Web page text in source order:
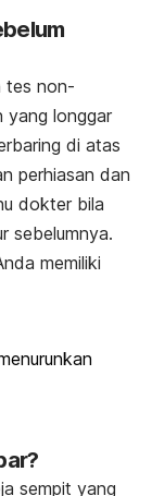
tes non-
yang longgar
di atas
perhiasan dan
dokter bila
sebelumnya.
memiliki
sempit yang